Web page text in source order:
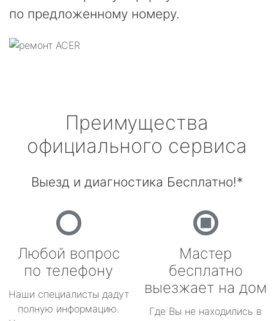
по предложенному номеру.
Преимущества
официального сервиса
Выезд и диагностика Бесплатно!*
Любой вопрос
по телефону
Наши специалисты дадут
полную информацию.
Мастер
бесплатно
выезжает на дом
Где Вы не находились в